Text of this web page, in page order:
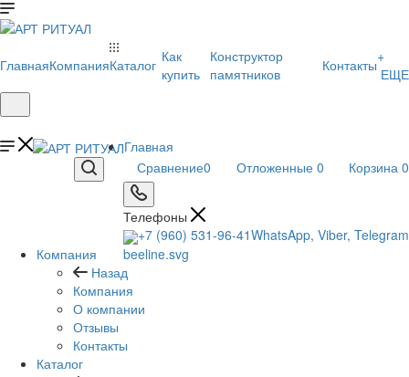
ГлавнаяКомпанияКаталог Как
купить
Конструктор
памятников
Контакты+
ЕЩЕ
Сравнение0 Отложенные 0 Корзина 0
Телефоны
+7 (960) 531-96-41WhatsApp, Viber, Telegram
Главная
Компания
Назад
Компания
О компании
Отзывы
Контакты
Каталог